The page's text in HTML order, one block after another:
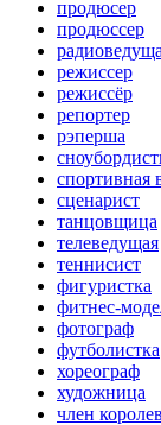
продюсер
продюссер
режиссер
режиссёр
репортер
рэперша
спортивная
сценарист
танцовщица
телеведущая
теннисист
фигуристка
фитнес-
фотограф
футболистка
хореограф
художница
член